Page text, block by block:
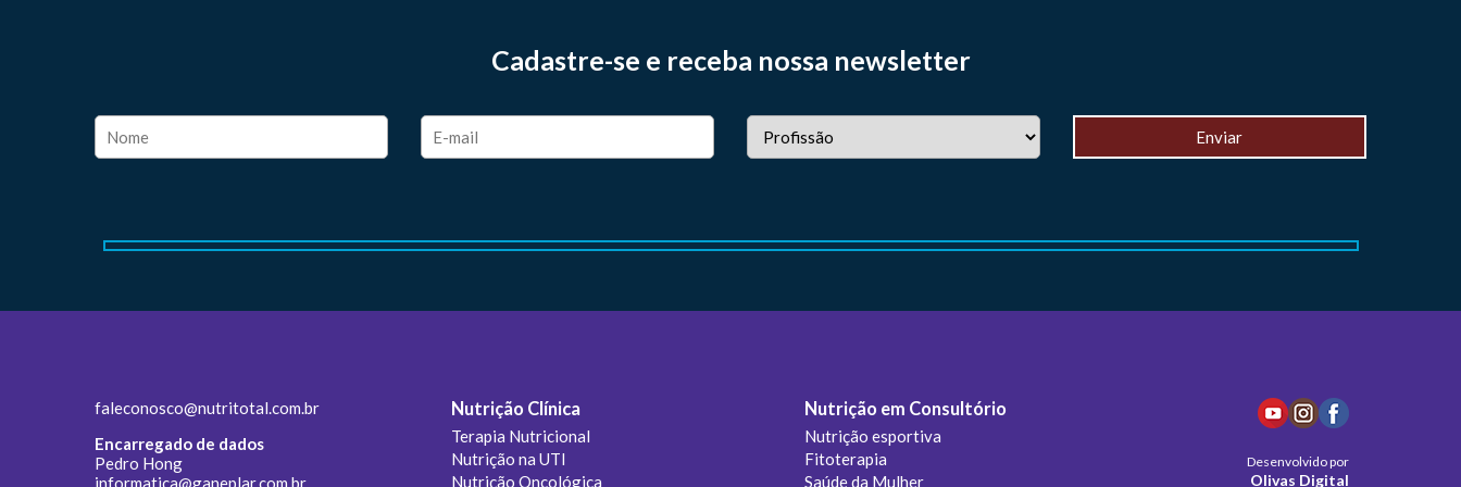
Cadastre-se e receba nossa newsletter
faleconosco@nutritotal.com.br
Encarregado de dados
Pedro Hong
informatica@ganeplar.com.br
Nutrição Clínica
Terapia Nutricional
Nutrição na UTI
Nutrição Oncológica
Nutrição em Consultório
Nutrição esportiva
Fitoterapia
Saúde da Mulher
Desenvolvido por
Olivas Digital